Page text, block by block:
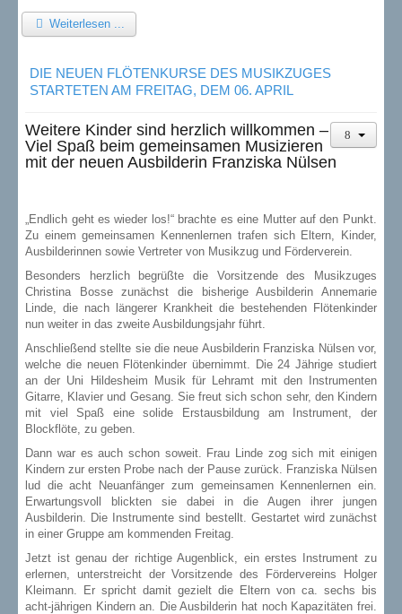
Weiterlesen ...
DIE NEUEN FLÖTENKURSE DES MUSIKZUGES
STARTETEN AM FREITAG, DEM 06. APRIL
Weitere Kinder sind herzlich willkommen –
Viel Spaß beim gemeinsamen Musizieren
mit der neuen Ausbilderin Franziska Nülsen
„Endlich geht es wieder los!“ brachte es eine Mutter auf den Punkt.
Zu einem gemeinsamen Kennenlernen trafen sich Eltern, Kinder,
Ausbilderinnen sowie Vertreter von Musikzug und Förderverein.
Besonders herzlich begrüßte die Vorsitzende des Musikzuges
Christina Bosse zunächst die bisherige Ausbilderin Annemarie
Linde, die nach längerer Krankheit die bestehenden Flötenkinder
nun weiter in das zweite Ausbildungsjahr führt.
Anschließend stellte sie die neue Ausbilderin Franziska Nülsen vor,
welche die neuen Flötenkinder übernimmt. Die 24 Jährige studiert
an der Uni Hildesheim Musik für Lehramt mit den Instrumenten
Gitarre, Klavier und Gesang. Sie freut sich schon sehr, den Kindern
mit viel Spaß eine solide Erstausbildung am Instrument, der
Blockflöte, zu geben.
Dann war es auch schon soweit. Frau Linde zog sich mit einigen
Kindern zur ersten Probe nach der Pause zurück. Franziska Nülsen
lud die acht Neuanfänger zum gemeinsamen Kennenlernen ein.
Erwartungsvoll blickten sie dabei in die Augen ihrer jungen
Ausbilderin. Die Instrumente sind bestellt. Gestartet wird zunächst
in einer Gruppe am kommenden Freitag.
Jetzt ist genau der richtige Augenblick, ein erstes Instrument zu
erlernen, unterstreicht der Vorsitzende des Fördervereins Holger
Kleimann. Er spricht damit gezielt die Eltern von ca. sechs bis
acht-jährigen Kindern an. Die Ausbilderin hat noch Kapazitäten frei.